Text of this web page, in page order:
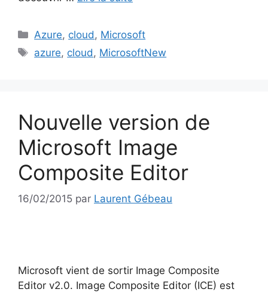
Catégories
Azure, cloud , Microsoft
Étiquettes
azure, cloud , MicrosoftNew
Nouvelle version de
Microsoft Image
Composite Editor
16/02/2015 par Laurent Gébeau
Microsoft vient de sortir Image Composite
Editor v2.0. Image Composite Editor (ICE) est